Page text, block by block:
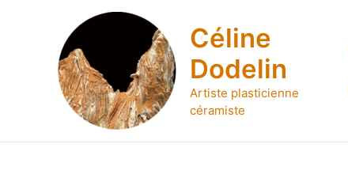
Céline
Dodelin
Artiste plasticienne
céramiste